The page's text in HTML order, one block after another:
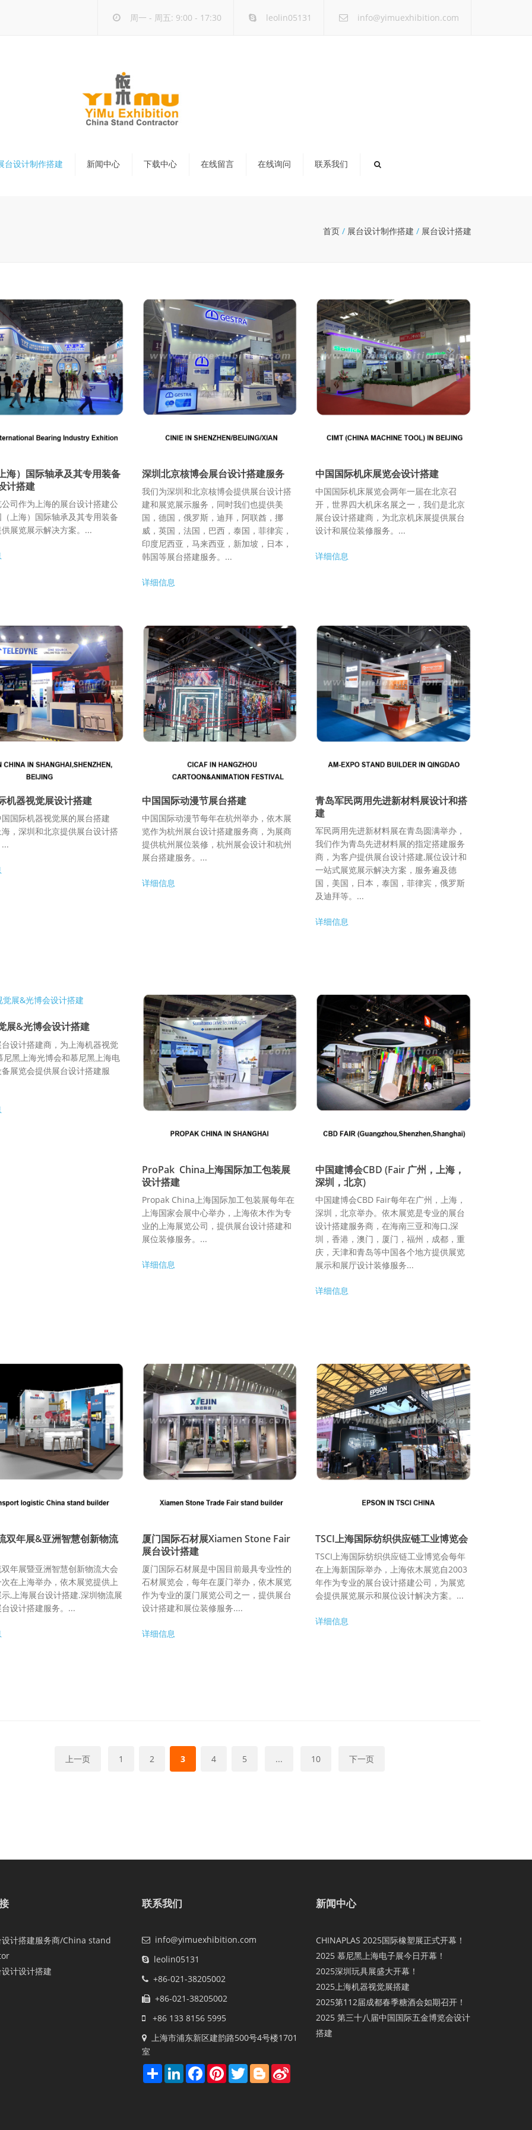
周一 - 周五: 9:00 - 17:30 leolin05131 info@yimuexhibition.com
台设计制作搭建
店设计装修
新闻中心 下载中心 在线留言 在线询问 联系我们
首页 / 展台设计制作搭建 / 展台设计搭建
海）国际轴承及其专用装备
计搭建
司作为上海的展台设计搭建公
上海）国际轴承及其专用装备
展览展示解决方案。...
深圳北京核博会展台设计搭建服务
我们为深圳和北京核博会提供展台设计搭
建和展览展示服务，同时我们也提供美
国，德国，俄罗斯，迪拜，阿联酋，挪
威，英国，法国，巴西，泰国，菲律宾，
印度尼西亚，马来西亚，新加坡，日本，
韩国等展台搭建服务。...
详细信息
中国国际机床展览会设计搭建
中国国际机床展览会两年一届在北京召
开，世界四大机床名展之一，我们是北京
展台设计搭建商，为北京机床展提供展台
设计和展位装修服务。...
详细信息
机器视觉展设计搭建
国际机器视觉展的展台搭建
，深圳和北京提供展台设计搭
中国国际动漫节展台搭建
中国国际动漫节每年在杭州举办，依木展
览作为杭州展台设计搭建服务商，为展商
提供杭州展位装修，杭州展会设计和杭州
展台搭建服务。...
详细信息
青岛军民两用先进新材料展设计和搭
建
军民两用先进新材料展在青岛圆满举办，
我们作为青岛先进材料展的指定搭建服务
商，为客户提供展台设计搭建,展位设计和
一站式展览展示解决方案，服务遍及德
国，美国，日本，泰国，菲律宾，俄罗斯
及迪拜等。...
详细信息
展&光博会设计搭建
设计搭建商，为上海机器视觉
尼黑上海光博会和慕尼黑上海电
展览会提供展台设计搭建服
ProPak China上海国际加工包装展
设计搭建
Propak China上海国际加工包装展每年在
上海国家会展中心举办，上海依木作为专
业的上海展览公司，提供展台设计搭建和
展位装修服务。...
详细信息
中国建博会CBD (Fair 广州，上海，
深圳，北京)
中国建博会CBD Fair每年在广州，上海，
深圳，北京举办。依木展览是专业的展台
设计搭建服务商，在海南三亚和海口,深
圳，香港，澳门，厦门，福州，成都，重
庆，天津和青岛等中国各个地方提供展览
展示和展厅设计装修服务...
详细信息
双年展&亚洲智慧创新物流
年展暨亚洲智慧创新物流大会
在上海举办，依木展览提供上
,上海展台设计搭建.深圳物流展
设计搭建服务。...
厦门国际石材展Xiamen Stone Fair
展台设计搭建
厦门国际石材展是中国目前最具专业性的
石材展览会，每年在厦门举办，依木展览
作为专业的厦门展览公司之一，提供展台
设计搭建和展位装修服务....
详细信息
TSCI上海国际纺织供应链工业博览会
TSCI上海国际纺织供应链工业博览会每年
在上海新国际举办，上海依木展览自2003
年作为专业的展台设计搭建公司，为展览
会提供展览展示和展位设计解决方案。...
详细信息
上一页 1 2 3 4 5 ... 10 下一页
计搭建服务商/China stand
计设计搭建
联系我们
info@yimuexhibition.com
leolin05131
+86-021-38205002
+86-021-38205002
+86 133 8156 5995
上海市浦东新区建韵路500号4号楼1701
室
Share LinkedInFacebookPinterestTwitterBlogger
新闻中心
CHINAPLAS 2025国际橡塑展正式开幕！
2025 慕尼黑上海电子展今日开幕！
2025深圳玩具展盛大开幕！
2025上海机器视觉展搭建
2025第112届成都春季糖酒会如期召开！
2025 第三十八届中国国际五金博览会设计
搭建